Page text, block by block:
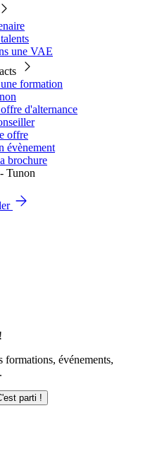
une VAE
formation
d'alternance
offre
évènement
brochure
formations, événements,
parti !